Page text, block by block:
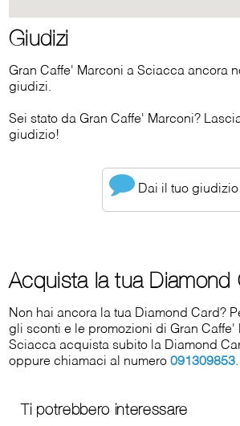
Giudizi
Gran Caffe' Marconi a Sciacca ancora
giudizi.
Sei stato da Gran Caffe' Marconi?
giudizio!
Dai il tuo
Acquista la tua Diamond
Non hai ancora la tua Diamond Card?
gli sconti e le promozioni di Gran Caffe'
Sciacca acquista subito la Diamond
oppure chiamaci al numero091309853.
Ti potrebbero interessare